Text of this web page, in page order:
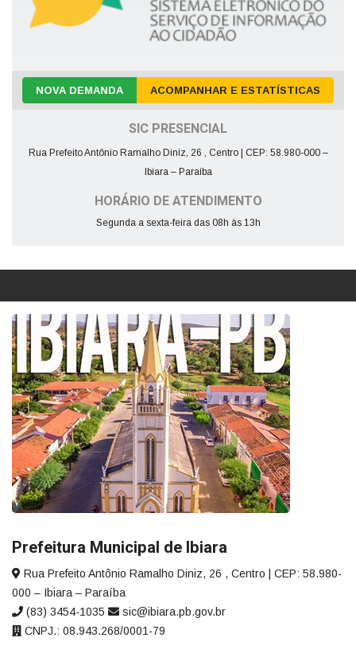
NOVA DEMANDA ACOMPANHAR E ESTATÍSTICAS
SIC PRESENCIAL
Rua Prefeito Antônio Ramalho Diniz, 26 , Centro | CEP: 58.980-000 –
Ibiara – Paraíba
HORÁRIO DE ATENDIMENTO
Segunda a sexta-feira das 08h às 13h
Prefeitura Municipal de Ibiara
Rua Prefeito Antônio Ramalho Diniz, 26 , Centro | CEP: 58.980-
000 – Ibiara – Paraíba
(83) 3454-1035
sic@ibiara.pb.gov.br
CNPJ.: 08.943.268/0001-79